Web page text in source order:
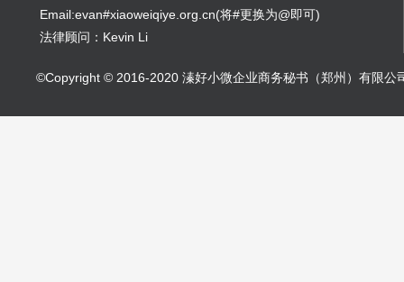
Email:evan#xiaoweiqiye.org.cn(将#更换为@即可)
法律顾问：Kevin Li
©Copyright © 2016-2020 溱好小微企业商务秘书（郑州）有限公